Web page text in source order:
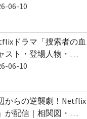
06-10
ドラマ「捜索者の血
スト・登場人物・…
06-10
からの逆襲劇！
が配信｜相関図・…